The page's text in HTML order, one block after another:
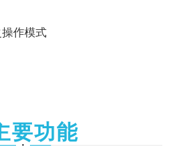
操作模式
要功能